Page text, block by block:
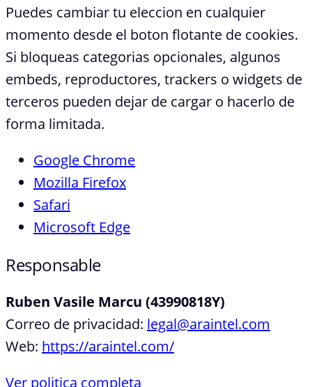
Puedes cambiar tu eleccion en cualquier
momento desde el boton flotante de cookies.
Si bloqueas categorias opcionales, algunos
embeds, reproductores, trackers o widgets de
terceros pueden dejar de cargar o hacerlo de
forma limitada.
Google Chrome
Mozilla Firefox
Safari
Microsoft Edge
Responsable
Ruben Vasile Marcu (43990818Y)
Correo de privacidad: legal@araintel.com
Web: https://araintel.com/
Ver politica completa